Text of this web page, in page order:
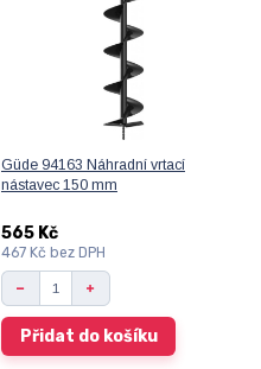
Güde 94163 Náhradní vrtací
nástavec 150 mm
565 Kč
467 Kč bez DPH
Přidat do košíku